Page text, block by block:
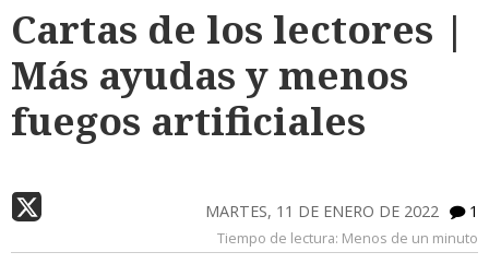
Cartas de los lectores |
Más ayudas y menos
fuegos artificiales
1
MARTES, 11 DE ENERO DE 2022
Tiempo de lectura: Menos de un minuto